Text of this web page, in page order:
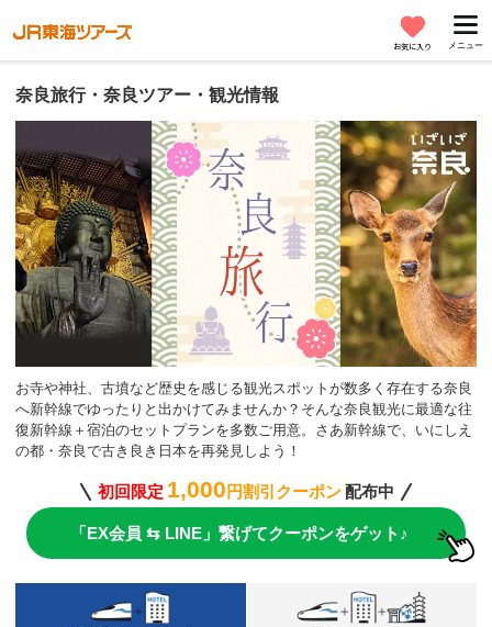
お気に入り メニュー
奈良旅行・奈良ツアー・観光情報
お寺や神社、古墳など歴史を感じる観光スポットが数多く存在する奈良
へ新幹線でゆったりと出かけてみませんか？そんな奈良観光に最適な往
復新幹線＋宿泊のセットプランを多数ご用意。さあ新幹線で、いにしえ
の都・奈良で古き良き日本を再発見しよう！
初回限定 1,000 円割引クーポン配布中
「EX会員 ⇆ LINE」繋げてクーポンをゲット♪